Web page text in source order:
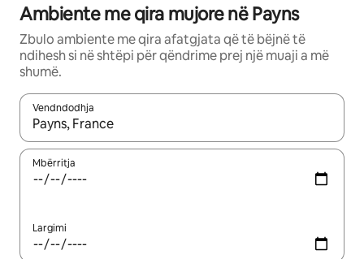
Ambiente me qira mujore në Payns
Zbulo ambiente me qira afatgjata që të bëjnë të
ndihesh si në shtëpi për qëndrime prej një muaji a më
shumë.
Vendndodhja
Kur rezultatet të jenë të disponueshme, lëviz me butonat e
Mbërritja
Largimi